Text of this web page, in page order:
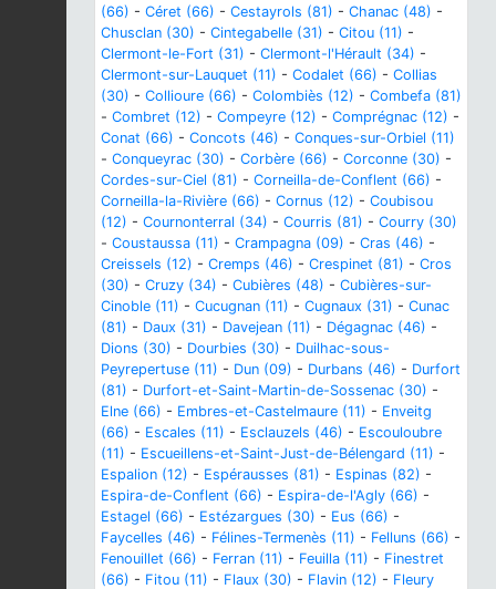
(66) - Céret (66) - Cestayrols (81) - Chanac (48) -
Chusclan (30) - Cintegabelle (31) - Citou (11) -
Clermont-le-Fort (31) - Clermont-l'Hérault (34) -
Clermont-sur-Lauquet (11) - Codalet (66) - Collias
(30) - Collioure (66) - Colombiès (12) - Combefa (81)
- Combret (12) - Compeyre (12) - Comprégnac (12) -
Conat (66) - Concots (46) - Conques-sur-Orbiel (11)
- Conqueyrac (30) - Corbère (66) - Corconne (30) -
Cordes-sur-Ciel (81) - Corneilla-de-Conflent (66) -
Corneilla-la-Rivière (66) - Cornus (12) - Coubisou
(12) - Cournonterral (34) - Courris (81) - Courry (30)
- Coustaussa (11) - Crampagna (09) - Cras (46) -
Creissels (12) - Cremps (46) - Crespinet (81) - Cros
(30) - Cruzy (34) - Cubières (48) - Cubières-sur-
Cinoble (11) - Cucugnan (11) - Cugnaux (31) - Cunac
(81) - Daux (31) - Davejean (11) - Dégagnac (46) -
Dions (30) - Dourbies (30) - Duilhac-sous-
Peyrepertuse (11) - Dun (09) - Durbans (46) - Durfort
(81) - Durfort-et-Saint-Martin-de-Sossenac (30) -
Elne (66) - Embres-et-Castelmaure (11) - Enveitg
(66) - Escales (11) - Esclauzels (46) - Escouloubre
(11) - Escueillens-et-Saint-Just-de-Bélengard (11) -
Espalion (12) - Espérausses (81) - Espinas (82) -
Espira-de-Conflent (66) - Espira-de-l'Agly (66) -
Estagel (66) - Estézargues (30) - Eus (66) -
Faycelles (46) - Félines-Termenès (11) - Felluns (66) -
Fenouillet (66) - Ferran (11) - Feuilla (11) - Finestret
(66) - Fitou (11) - Flaux (30) - Flavin (12) - Fleury